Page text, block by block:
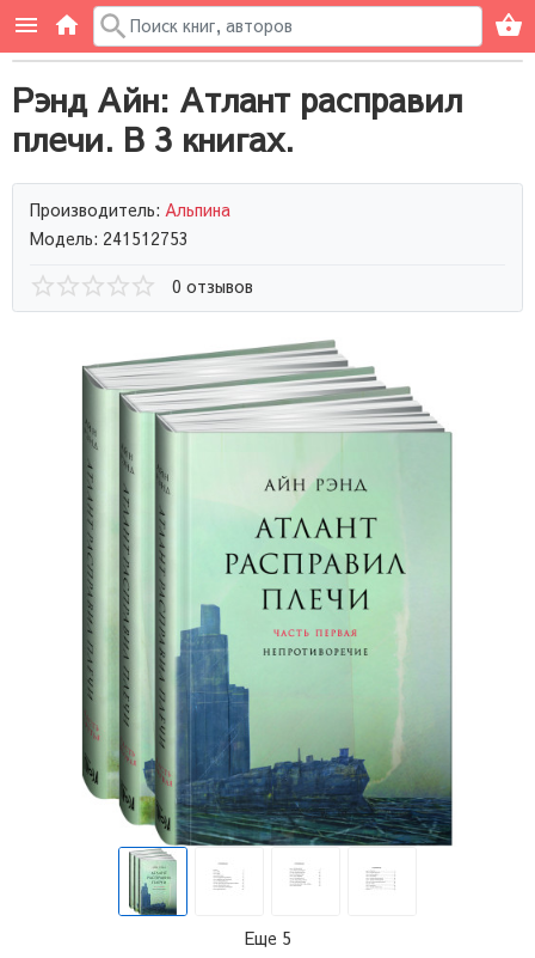
Рэнд Айн: Атлант расправил
плечи. В 3 книгах.
Производитель: Альпина
Модель: 241512753
0 отзывов
Еще 5